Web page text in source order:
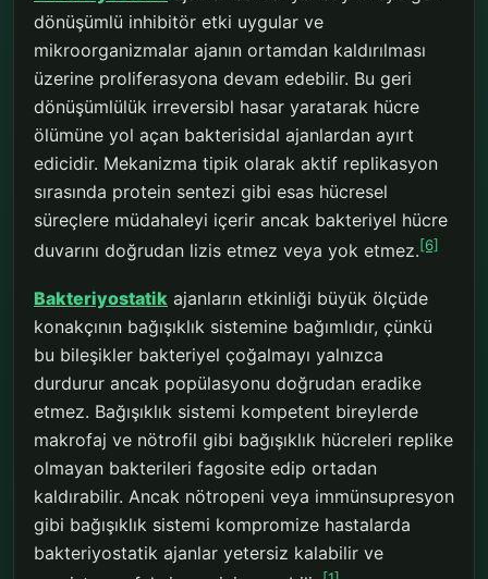
dönüşümlü inhibitör etki uygular ve
mikroorganizmalar ajanın ortamdan kaldırılması
üzerine proliferasyona devam edebilir. Bu geri
dönüşümlülük irreversibl hasar yaratarak hücre
ölümüne yol açan bakterisidal ajanlardan ayırt
edicidir. Mekanizma tipik olarak aktif replikasyon
sırasında protein sentezi gibi esas hücresel
süreçlere müdahaleyi içerir ancak bakteriyel hücre
duvarını doğrudan lizis etmez veya yok etmez.[6]
Bakteriyostatik ajanların etkinliği büyük ölçüde
konakçının bağışıklık sistemine bağımlıdır, çünkü
bu bileşikler bakteriyel çoğalmayı yalnızca
durdurur ancak popülasyonu doğrudan eradike
etmez. Bağışıklık sistemi kompetent bireylerde
makrofaj ve nötrofil gibi bağışıklık hücreleri replike
olmayan bakterileri fagosite edip ortadan
kaldırabilir. Ancak nötropeni veya immünsupresyon
gibi bağışıklık sistemi kompromize hastalarda
bakteriyostatik ajanlar yetersiz kalabilir ve